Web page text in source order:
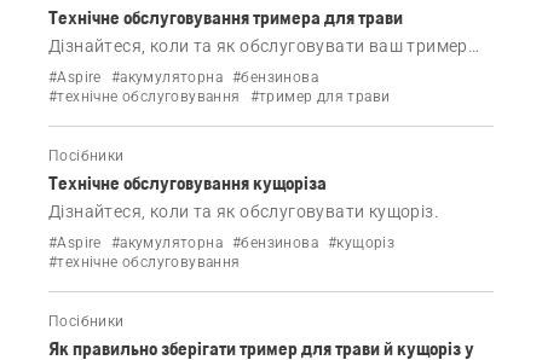
Технічне обслуговування тримера для трави
Дізнайтеся, коли та як обслуговувати ваш тример
для трави й кущоріз.
#Aspire #акумуляторна #бензинова
#технічне обслуговування
#тример для трави
Посібники
Технічне обслуговування кущоріза
Дізнайтеся, коли та як обслуговувати кущоріз.
#Aspire #акумуляторна #бензинова #кущоріз
#технічне обслуговування
Посібники
Як правильно зберігати тример для трави й кущоріз у